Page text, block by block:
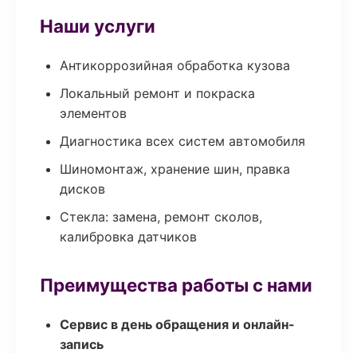
Наши услуги
Антикоррозийная обработка кузова
Локальный ремонт и покраска
элементов
Диагностика всех систем автомобиля
Шиномонтаж, хранение шин, правка
дисков
Стекла: замена, ремонт сколов,
калибровка датчиков
Преимущества работы с нами
Сервис в день обращения и онлайн-
запись